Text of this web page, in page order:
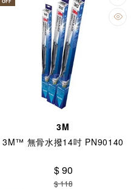
OFF
3M
3M™ 無骨水撥14吋 PN90140
$ 90
$ 118